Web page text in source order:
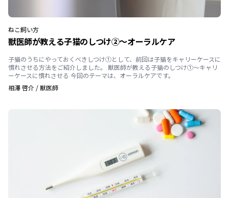
ねこ飼い方
獣医師が教える子猫のしつけ②〜オーラルケア
子猫のうちにやっておくべきしつけ①として、前回は子猫をキャリーケースに
慣れさせる方法をご紹介しました。 獣医師が教える子猫のしつけ①〜キャリ
ーケースに慣れさせる 今回のテーマは、オーラルケアです。
相澤 啓介 /獣医師